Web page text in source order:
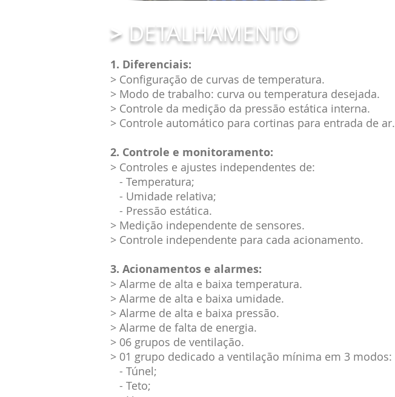
> DETALHAMENTO
1. Diferenciais:
> Configuração de curvas de temperatura.
> Modo de trabalho: curva ou temperatura desejada.
> Controle da medição da pressão estática interna.
> Controle automático para cortinas para entrada de ar.
2. Controle e monitoramento:
> Controles e ajustes independentes de:
- Temperatura;
- Umidade relativa;
- Pressão estática.
> Medição independente de sensores.
> Controle independente para cada acionamento.
3. Acionamentos e alarmes:
> Alarme de alta e baixa temperatura.
> Alarme de alta e baixa umidade.
> Alarme de alta e baixa pressão.
> Alarme de falta de energia.
> 06 grupos de ventilação.
> 01 grupo dedicado a ventilação mínima em 3 modos:
- Túnel;
- Teto;